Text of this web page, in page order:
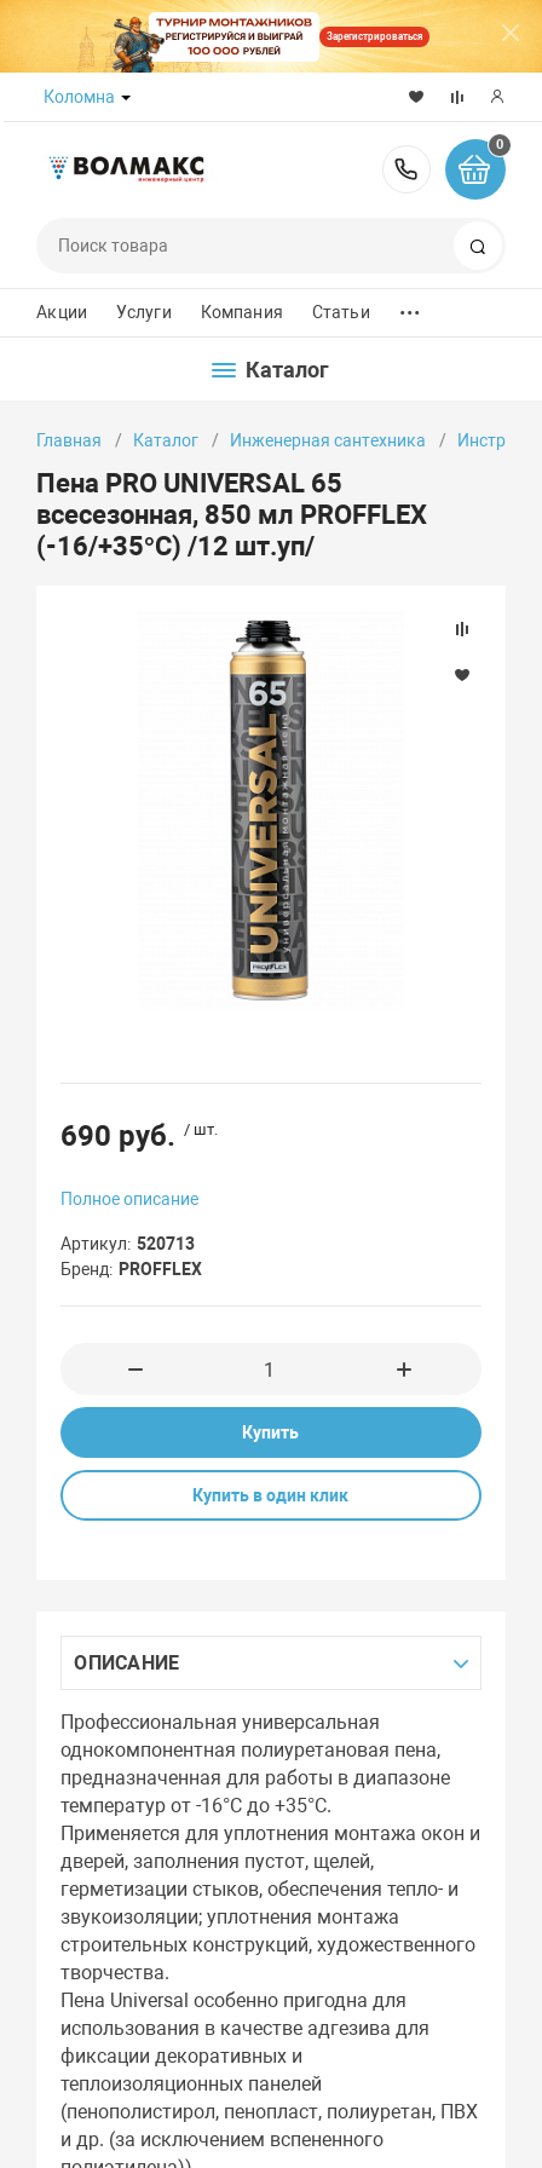
Зарегистрироваться
Коломна
8 (800)
0
Акции Услуги Компания Статьи ...
Каталог
Главная Каталог Инженерная сантехника
Пена PRO UNIVERSAL 65
всесезонная, 850 мл PROFFLEX
(-16/+35°С) /12 шт.уп/
690 руб. / шт.
Полное описание
Артикул 520713
Бренд
PROFFLEX
Купить
Купить в один клик
ОПИСАНИЕ
Профессиональная универсальная
однокомпонентная полиуретановая пена,
предназначенная для работы в диапазоне
температур от -16°С до +35°С.
Применяется для уплотнения монтажа окон и
дверей, заполнения пустот, щелей,
герметизации стыков, обеспечения тепло- и
звукоизоляции; уплотнения монтажа
строительных конструкций, художественного
творчества.
Пена Universal особенно пригодна для
использования в качестве адгезива для
фиксации декоративных и
теплоизоляционных панелей
(пенополистирол, пенопласт, полиуретан, ПВХ
и др. (за исключением вспененного